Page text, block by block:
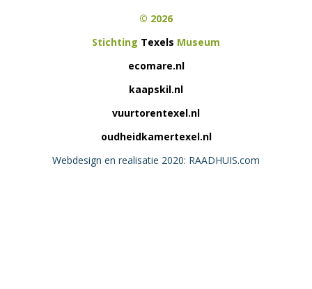
© 2026
Stichting Texels Museum
ecomare.nl
kaapskil.nl
vuurtorentexel.nl
oudheidkamertexel.nl
Webdesign en realisatie 2020: RAADHUIS.com